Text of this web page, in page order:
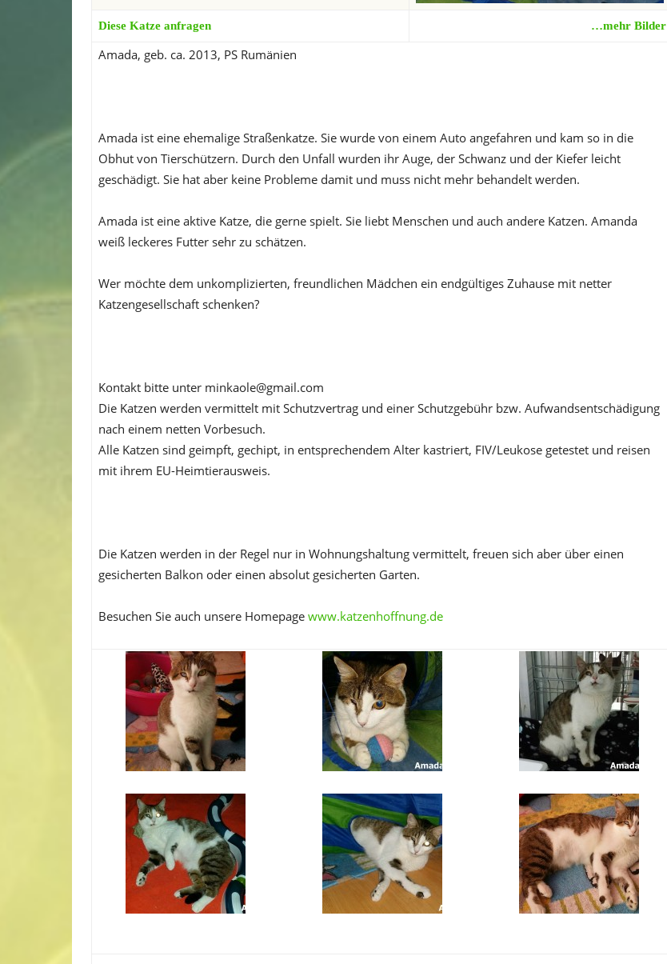
Diese Katze anfragen …mehr Bilder
Amada, geb. ca. 2013, PS Rumänien
Amada ist eine ehemalige Straßenkatze. Sie wurde von einem Auto angefahren und kam so in die
Obhut von Tierschützern. Durch den Unfall wurden ihr Auge, der Schwanz und der Kiefer leicht
geschädigt. Sie hat aber keine Probleme damit und muss nicht mehr behandelt werden.
Amada ist eine aktive Katze, die gerne spielt. Sie liebt Menschen und auch andere Katzen. Amanda
weiß leckeres Futter sehr zu schätzen.
Wer möchte dem unkomplizierten, freundlichen Mädchen ein endgültiges Zuhause mit netter
Katzengesellschaft schenken?
Kontakt bitte unter minkaole@gmail.com
Die Katzen werden vermittelt mit Schutzvertrag und einer Schutzgebühr bzw. Aufwandsentschädigung
nach einem netten Vorbesuch.
Alle Katzen sind geimpft, gechipt, in entsprechendem Alter kastriert, FIV/Leukose getestet und reisen
mit ihrem EU-Heimtierausweis.
Die Katzen werden in der Regel nur in Wohnungshaltung vermittelt, freuen sich aber über einen
gesicherten Balkon oder einen absolut gesicherten Garten.
Besuchen Sie auch unsere Homepage www.katzenhoffnung.de